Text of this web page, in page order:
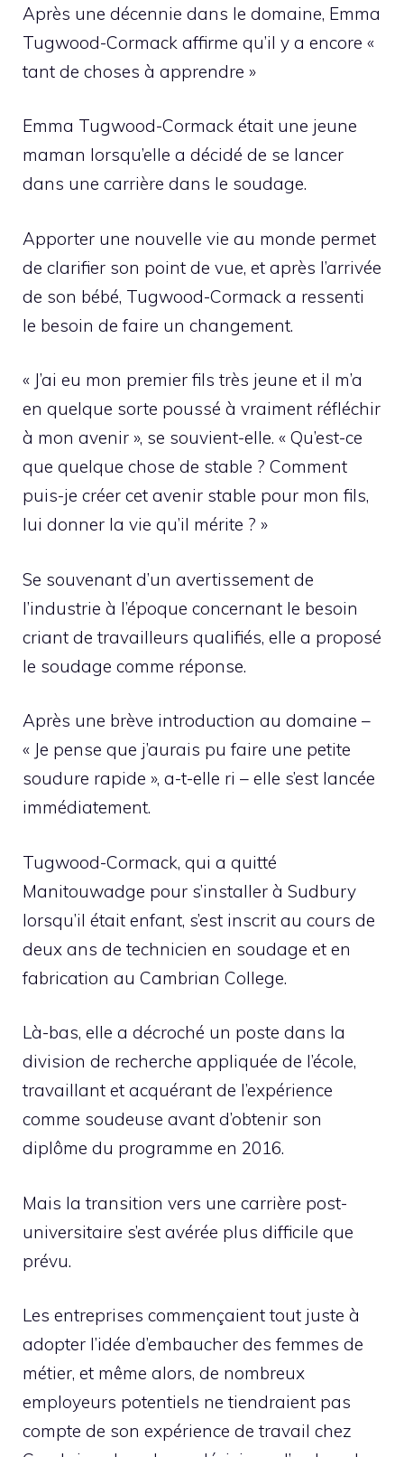
Après une décennie dans le domaine, Emma
Tugwood-Cormack affirme qu’il y a encore «
tant de choses à apprendre »
Emma Tugwood-Cormack était une jeune
maman lorsqu’elle a décidé de se lancer
dans une carrière dans le soudage.
Apporter une nouvelle vie au monde permet
de clarifier son point de vue, et après l’arrivée
de son bébé, Tugwood-Cormack a ressenti
le besoin de faire un changement.
« J’ai eu mon premier fils très jeune et il m’a
en quelque sorte poussé à vraiment réfléchir
à mon avenir », se souvient-elle. « Qu’est-ce
que quelque chose de stable ? Comment
puis-je créer cet avenir stable pour mon fils,
lui donner la vie qu’il mérite ? »
Se souvenant d’un avertissement de
l’industrie à l’époque concernant le besoin
criant de travailleurs qualifiés, elle a proposé
le soudage comme réponse.
Après une brève introduction au domaine –
« Je pense que j’aurais pu faire une petite
soudure rapide », a-t-elle ri – elle s’est lancée
immédiatement.
Tugwood-Cormack, qui a quitté
Manitouwadge pour s’installer à Sudbury
lorsqu’il était enfant, s’est inscrit au cours de
deux ans de technicien en soudage et en
fabrication au Cambrian College.
Là-bas, elle a décroché un poste dans la
division de recherche appliquée de l’école,
travaillant et acquérant de l’expérience
comme soudeuse avant d’obtenir son
diplôme du programme en 2016.
Mais la transition vers une carrière post-
universitaire s’est avérée plus difficile que
prévu.
Les entreprises commençaient tout juste à
adopter l’idée d’embaucher des femmes de
métier, et même alors, de nombreux
employeurs potentiels ne tiendraient pas
compte de son expérience de travail chez